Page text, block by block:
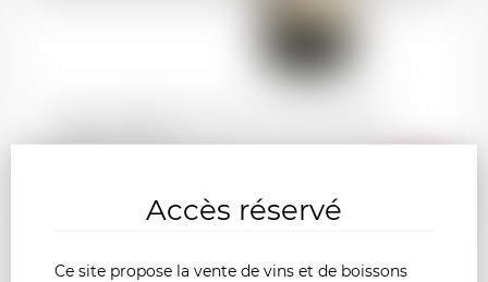
Despagne 1950
Accès réservé
Ce site propose la vente de vins et de boissons